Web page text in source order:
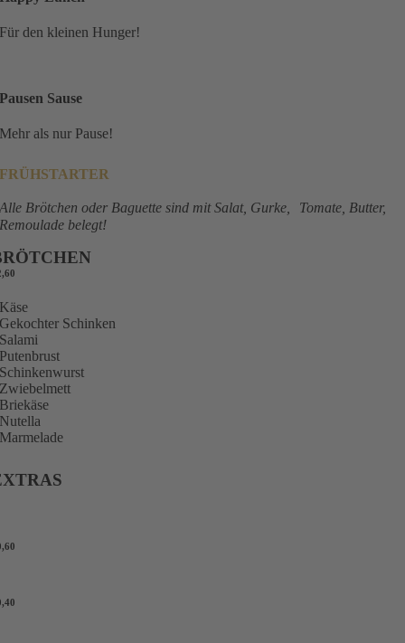
Für den kleinen Hunger!
Pausen Sause
Mehr als nur Pause!
FRÜHSTARTER
Alle Brötchen oder Baguette sind mit Salat, Gurke, Tomate, Butter,
Remoulade belegt!
Käse
Gekochter Schinken
Salami
Putenbrust
Schinkenwurst
Zwiebelmett
Briekäse
Nutella
Marmelade